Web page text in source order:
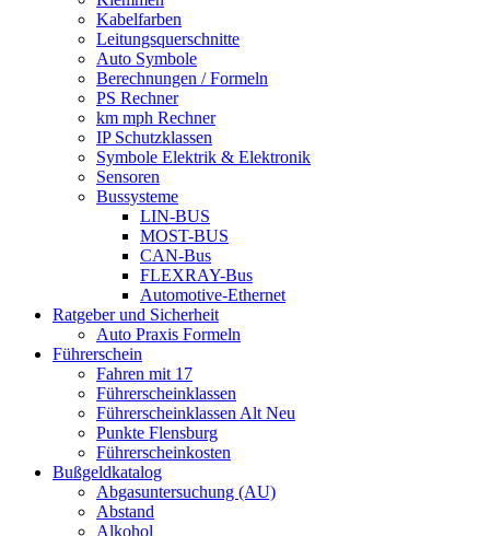
Kabelfarben
Leitungsquerschnitte
Auto Symbole
Berechnungen / Formeln
PS Rechner
km mph Rechner
IP Schutzklassen
Symbole Elektrik & Elektronik
Sensoren
Bussysteme
LIN-BUS
MOST-BUS
CAN-Bus
FLEXRAY-Bus
Automotive-Ethernet
Ratgeber und Sicherheit
Auto Praxis Formeln
Führerschein
Fahren mit 17
Führerscheinklassen
Führerscheinklassen Alt Neu
Punkte Flensburg
Führerscheinkosten
Bußgeldkatalog
Abgasuntersuchung (AU)
Abstand
Alkohol